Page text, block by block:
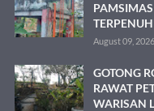
August 09, 2026
GOTONG
RAWAT
WARISAN